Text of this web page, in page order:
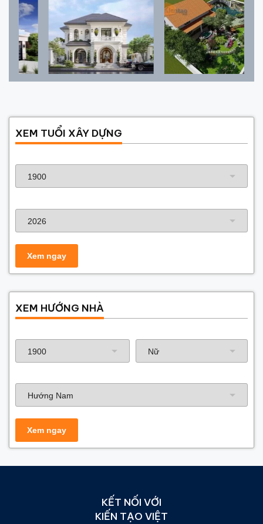
XEM TUỔI XÂY DỰNG
XEM HƯỚNG NHÀ
KẾT NỐI VỚI
KIẾN TẠO VIỆT